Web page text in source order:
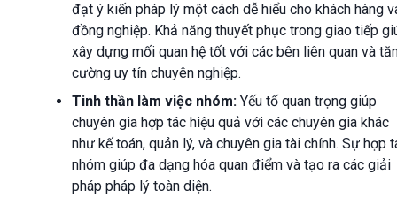
đạt ý kiến pháp lý một cách dễ hiểu cho khách hàng
đồng nghiệp. Khả năng thuyết phục trong giao tiếp
xây dựng mối quan hệ tốt với các bên liên quan và
cường uy tín chuyên nghiệp.
Tinh thần làm việc nhóm: Yếu tố quan trọng giúp
chuyên gia hợp tác hiệu quả với các chuyên gia khác
như kế toán, quản lý, và chuyên gia tài chính. Sự hợp
nhóm giúp đa dạng hóa quan điểm và tạo ra các giải
pháp pháp lý toàn diện.